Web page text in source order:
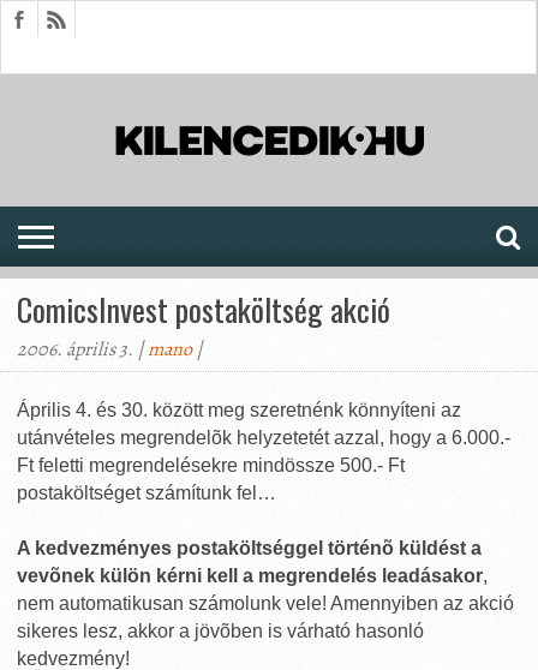
ComicsInvest postaköltség akció
2006. április 3. |mano|
Április 4. és 30. között meg szeretnénk könnyíteni az
utánvételes megrendelõk helyzetetét azzal, hogy a 6.000.-
Ft feletti megrendelésekre mindössze 500.- Ft
postaköltséget számítunk fel…
A kedvezményes postaköltséggel történõ küldést a
vevõnek külön kérni kell a megrendelés leadásakor,
nem automatikusan számolunk vele! Amennyiben az akció
sikeres lesz, akkor a jövõben is várható hasonló
kedvezmény!